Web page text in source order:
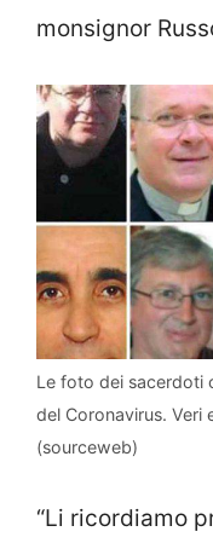
monsignor
Le foto dei sacerdoti
del Coronavirus. Veri
(sourceweb)
“Li ricordiamo